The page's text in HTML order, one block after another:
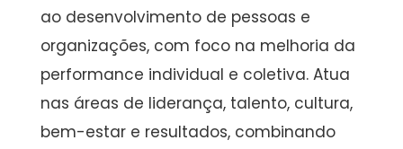
ao desenvolvimento de pessoas e
organizações, com foco na melhoria da
performance individual e coletiva. Atua
nas áreas de liderança, talento, cultura,
bem-estar e resultados, combinando